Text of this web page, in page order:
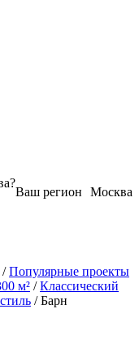
Москва
Ваш регион
?
/Популярные проекты
м² /Классический
/Барн